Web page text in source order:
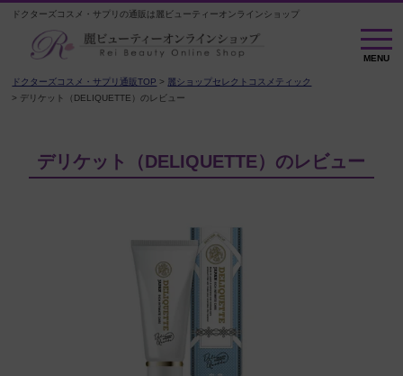
ドクターズコスメ・サプリの通販は麗ビューティーオンラインショップ
M
E
N
MENU
ドクターズコスメ・サプリ通販TOP
麗ショップセレクトコスメティック
デリケット（DELIQUETTE）のレビュー
デリケット（DELIQUETTE）のレビュー